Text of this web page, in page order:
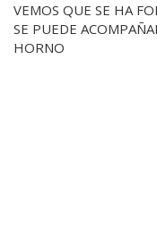
VEMOS QUE SE HA
SE PUEDE
HORNO